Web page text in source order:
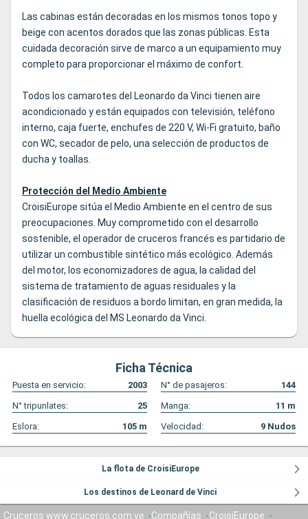
Las cabinas están decoradas en los mismos tonos topo y
beige con acentos dorados que las zonas públicas. Esta
cuidada decoración sirve de marco a un equipamiento muy
completo para proporcionar el máximo de confort.
Todos los camarotes del Leonardo da Vinci tienen aire
acondicionado y están equipados con televisión, teléfono
interno, caja fuerte, enchufes de 220 V, Wi-Fi gratuito, baño
con WC, secador de pelo, una selección de productos de
ducha y toallas.
Protección del Medio Ambiente
CroisiEurope sitúa el Medio Ambiente en el centro de sus
preocupaciones. Muy comprometido con el desarrollo
sostenible, el operador de cruceros francés es partidario de
utilizar un combustible sintético más ecológico. Además
del motor, los economizadores de agua, la calidad del
sistema de tratamiento de aguas residuales y la
clasificación de residuos a bordo limitan, en gran medida, la
huella ecológica del MS Leonardo da Vinci.
Ficha Técnica
Puesta en servicio: 2003 N° de pasajeros:
144
N° tripunlates:
25 Manga: 11 m
Eslora:
105 m Velocidad: 9 Nudos
La flota de CroisiEurope
Los destinos de Leonard de Vinci
Cruceros www.cruceros.com.ve Compañías
CroisiEurope